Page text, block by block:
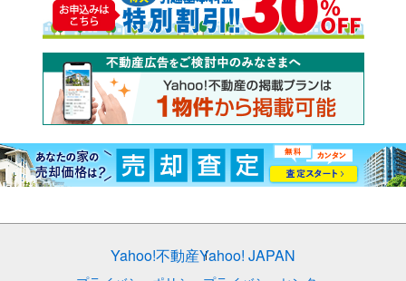
Yahoo!不動産Yahoo! JAPAN